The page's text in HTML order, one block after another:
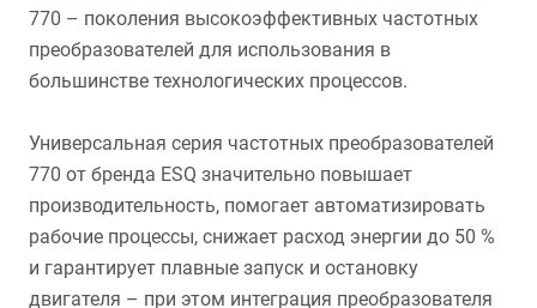
770 – поколения высокоэффективных частотных
преобразователей для использования в
большинстве технологических процессов.
Универсальная серия частотных преобразователей
770 от бренда ESQ значительно повышает
производительность, помогает автоматизировать
рабочие процессы, снижает расход энергии до 50 %
и гарантирует плавные запуск и остановку
двигателя – при этом интеграция преобразователя